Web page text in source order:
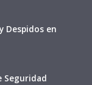
Despidos en
Seguridad